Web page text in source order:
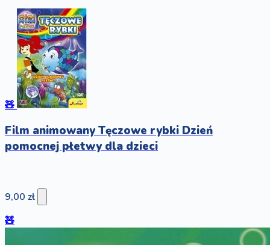
🧸
Film animowany Tęczowe rybki Dzień
pomocnej płetwy dla dzieci
9,00 zł
🧸